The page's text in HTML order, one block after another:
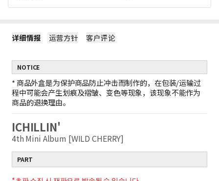
详细情报 运营方针 客户评论
NOTICE
* 商品外盒是为保护商品防止冲击而制作的，在包装/运输过
程中可能会产生划痕及褶皱、变色等现象，该现象不能作为
商品的退换理由。
ICHILLIN'
4th Mini Album [WILD CHERRY]
PART